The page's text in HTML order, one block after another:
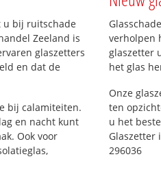
u bij ruitschade
Zeeland is
glaszetters
en dat de
bij calamiteiten.
en nacht kunt
Ook voor
verholpen
glaszetter
het glas
Onze
ten
u het
Glaszetter
296036